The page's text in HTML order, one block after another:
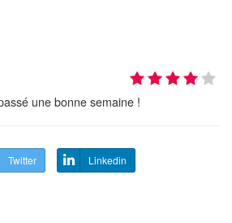
une bonne semaine !
Twitter Linkedin